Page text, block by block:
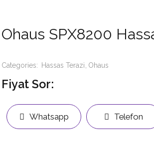
Ohaus SPX8200
Categories: Hassas Terazi Ohaus
Fiyat Sor:
Whatsapp Telefon